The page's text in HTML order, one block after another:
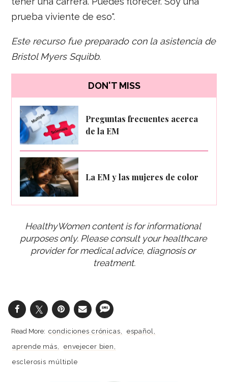
prueba viviente de eso".
Este recurso fue preparado con la asistencia de
Bristol Myers Squibb.
DON'T MISS
Preguntas frecuentes acerca
de la EM
La EM y las mujeres de color
HealthyWomen content is for informational
purposes only. Please consult your healthcare
provider for medical advice, diagnosis or
treatment.
condiciones crónicas
español
aprende más
envejecer bien
esclerosis múltiple